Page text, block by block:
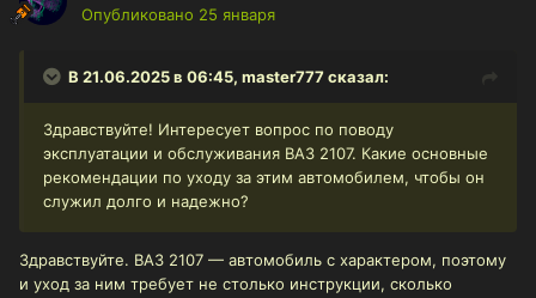
Опубликовано 25 января
В 21.06.2025 в 06:45, master777сказал:
Здравствуйте! Интересует вопрос по поводу
эксплуатации и обслуживания ВАЗ 2107. Какие основные
рекомендации по уходу за этим автомобилем, чтобы он
служил долго и надежно?
Здравствуйте. ВАЗ 2107 — автомобиль с характером, поэтому
и уход за ним требует не столько инструкции, сколько